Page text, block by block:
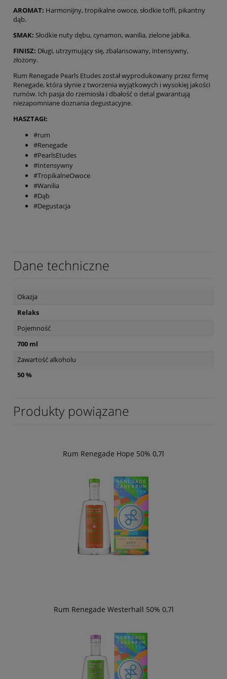
AROMAT: Harmonijny, tropikalne owoce, słodkie toffi, pikantny
dąb.
SMAK: Słodkie nuty dębu, cynamon, wanilia, zielone jabłka.
FINISZ: Długi, utrzymujący się, zbalansowany, intensywny,
złożony.
Rum Renegade Pearls Etudes został wyprodukowany przez firmę
Renegade, która słynie z tworzenia wyjątkowych i wysokiej jakości
rumów. Ich pasja do rzemiosła i dbałość o detal gwarantują
niezapomniane doznania degustacyjne.
HASZTAGI:
#rum
#Renegade
#PearlsEtudes
#Intensywny
#TropikalneOwoce
#Wanilia
#Dąb
#Degustacja
Dane techniczne
Okazja
Relaks
Pojemność
700 ml
Zawartość alkoholu
50 %
Produkty powiązane
Rum Renegade Hope 50% 0,7l
Rum Renegade Westerhall 50% 0,7l